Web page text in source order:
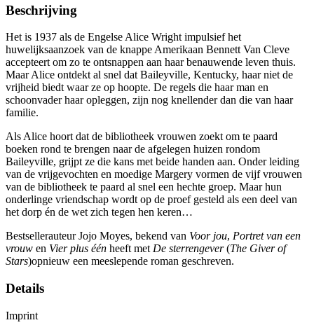
Beschrijving
Het is 1937 als de Engelse Alice Wright impulsief het
huwelijksaanzoek van de knappe Amerikaan Bennett Van Cleve
accepteert om zo te ontsnappen aan haar benauwende leven thuis.
Maar Alice ontdekt al snel dat Baileyville, Kentucky, haar niet de
vrijheid biedt waar ze op hoopte. De regels die haar man en
schoonvader haar opleggen, zijn nog knellender dan die van haar
familie.
Als Alice hoort dat de bibliotheek vrouwen zoekt om te paard
boeken rond te brengen naar de afgelegen huizen rondom
Baileyville, grijpt ze die kans met beide handen aan. Onder leiding
van de vrijgevochten en moedige Margery vormen de vijf vrouwen
van de bibliotheek te paard al snel een hechte groep. Maar hun
onderlinge vriendschap wordt op de proef gesteld als een deel van
het dorp én de wet zich tegen hen keren…
Bestsellerauteur Jojo Moyes, bekend van Voor jou, Portret van een
vrouw en Vier plus één heeft metDe sterrengever(The Giver of
Stars)opnieuw een meeslepende roman geschreven.
Details
Imprint